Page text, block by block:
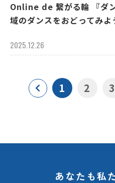
Online de 繋がる輪 『ダ
域のダンスをおどってみよ
2025.12.26
1 2 3
あなたも私